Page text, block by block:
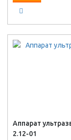
Аппарат
2.12-01